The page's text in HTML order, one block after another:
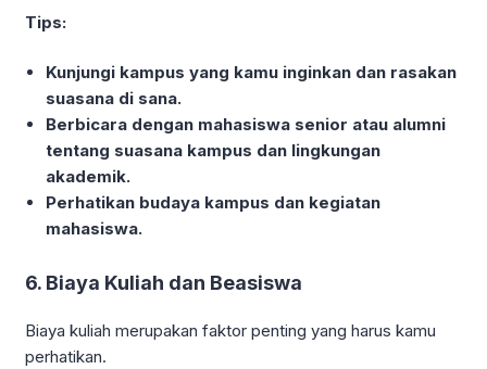
Tips:
Kunjungi kampus yang kamu inginkan dan rasakan
suasana di sana.
Berbicara dengan mahasiswa senior atau alumni
tentang suasana kampus dan lingkungan
akademik.
Perhatikan budaya kampus dan kegiatan
mahasiswa.
6. Biaya Kuliah dan Beasiswa
Biaya kuliah merupakan faktor penting yang harus kamu
perhatikan.